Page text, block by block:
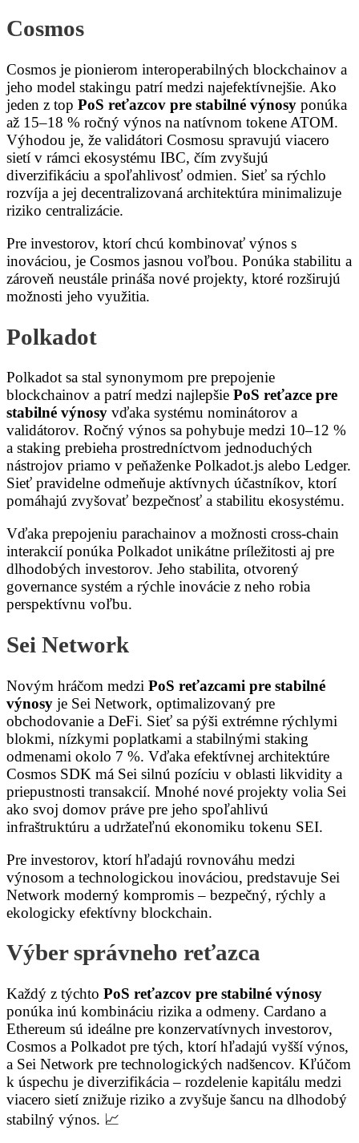
Cosmos
Cosmos je pionierom interoperabilných blockchainov a
jeho model stakingu patrí medzi najefektívnejšie. Ako
jeden z top PoS reťazcov pre stabilné výnosy ponúka
až 15–18 % ročný výnos na natívnom tokene ATOM.
Výhodou je, že validátori Cosmosu spravujú viacero
sietí v rámci ekosystému IBC, čím zvyšujú
diverzifikáciu a spoľahlivosť odmien. Sieť sa rýchlo
rozvíja a jej decentralizovaná architektúra minimalizuje
riziko centralizácie.
Pre investorov, ktorí chcú kombinovať výnos s
inováciou, je Cosmos jasnou voľbou. Ponúka stabilitu a
zároveň neustále prináša nové projekty, ktoré rozširujú
možnosti jeho využitia.
Polkadot
Polkadot sa stal synonymom pre prepojenie
blockchainov a patrí medzi najlepšie PoS reťazce pre
stabilné výnosy vďaka systému nominátorov a
validátorov. Ročný výnos sa pohybuje medzi 10–12 %
a staking prebieha prostredníctvom jednoduchých
nástrojov priamo v peňaženke Polkadot.js alebo Ledger.
Sieť pravidelne odmeňuje aktívnych účastníkov, ktorí
pomáhajú zvyšovať bezpečnosť a stabilitu ekosystému.
Vďaka prepojeniu parachainov a možnosti cross-chain
interakcií ponúka Polkadot unikátne príležitosti aj pre
dlhodobých investorov. Jeho stabilita, otvorený
governance systém a rýchle inovácie z neho robia
perspektívnu voľbu.
Sei Network
Novým hráčom medzi PoS reťazcami pre stabilné
výnosy je Sei Network, optimalizovaný pre
obchodovanie a DeFi. Sieť sa pýši extrémne rýchlymi
blokmi, nízkymi poplatkami a stabilnými staking
odmenami okolo 7 %. Vďaka efektívnej architektúre
Cosmos SDK má Sei silnú pozíciu v oblasti likvidity a
priepustnosti transakcií. Mnohé nové projekty volia Sei
ako svoj domov práve pre jeho spoľahlivú
infraštruktúru a udržateľnú ekonomiku tokenu SEI.
Pre investorov, ktorí hľadajú rovnováhu medzi
výnosom a technologickou inováciou, predstavuje Sei
Network moderný kompromis – bezpečný, rýchly a
ekologicky efektívny blockchain.
Výber správneho reťazca
Každý z týchto PoS reťazcov pre stabilné výnosy
ponúka inú kombináciu rizika a odmeny. Cardano a
Ethereum sú ideálne pre konzervatívnych investorov,
Cosmos a Polkadot pre tých, ktorí hľadajú vyšší výnos,
a Sei Network pre technologických nadšencov. Kľúčom
k úspechu je diverzifikácia – rozdelenie kapitálu medzi
viacero sietí znižuje riziko a zvyšuje šancu na dlhodobý
stabilný výnos. 📈